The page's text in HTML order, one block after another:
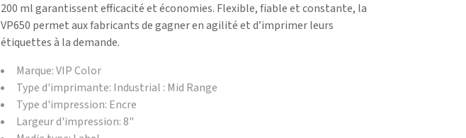
200 ml garantissent efficacité et économies. Flexible, fiable et constante, la
VP650 permet aux fabricants de gagner en agilité et d’imprimer leurs
étiquettes à la demande.
Marque: VIP Color
Type d'imprimante: Industrial : Mid Range
Type d'impression: Encre
Largeur d'impression: 8"